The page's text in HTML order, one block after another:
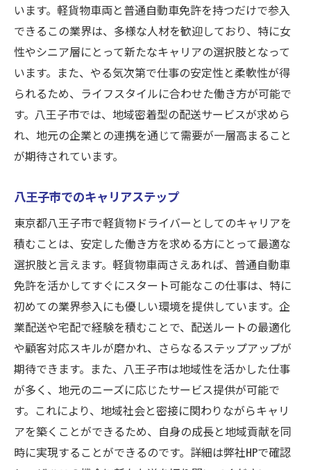
スタートアップコストを抑える方法
リースやレンタルの活用法
車両管理の基本知識
車両準備から始める第一歩
やる気が鍵！軽貨物ドライバーで成功するため
のステップ
成功するためのマインドセット
目標設定と達成のプロセス
モチベーションを高める方法
成功を引き寄せる習慣作り
成長を促す学びの場
お仕事詳細は弊社HPで確認！八王子で新たな挑
戦を
求人情報のチェックポイント
応募前に確認すべきこと
自分に合った求人を見つける方法
応募プロセスをスムーズに進めるには
問い合わせ先と相談窓口の活用法
八王子市での求人情報を詳しく知る
います。軽貨物車両と普通自動車免許を持つだけで参入
できるこの業界は、多様な人材を歓迎しており、特に女
性やシニア層にとって新たなキャリアの選択肢となって
います。また、やる気次第で仕事の安定性と柔軟性が得
られるため、ライフスタイルに合わせた働き方が可能で
す。八王子市では、地域密着型の配送サービスが求めら
れ、地元の企業との連携を通じて需要が一層高まること
が期待されています。
八王子市でのキャリアステップ
東京都八王子市で軽貨物ドライバーとしてのキャリアを
積むことは、安定した働き方を求める方にとって最適な
選択肢と言えます。軽貨物車両さえあれば、普通自動車
免許を活かしてすぐにスタート可能なこの仕事は、特に
初めての業界参入にも優しい環境を提供しています。企
業配送や宅配で経験を積むことで、配送ルートの最適化
や顧客対応スキルが磨かれ、さらなるステップアップが
期待できます。また、八王子市は地域性を活かした仕事
が多く、地元のニーズに応じたサービス提供が可能で
す。これにより、地域社会と密接に関わりながらキャリ
アを築くことができるため、自身の成長と地域貢献を同
時に実現することができるのです。詳細は弊社HPで確認